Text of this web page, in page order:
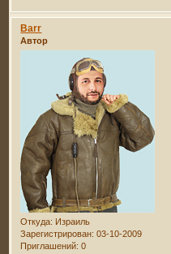
Barr
Автор
Откуда: Израиль
Зарегистрирован: 03-10-2009
Приглашений: 0